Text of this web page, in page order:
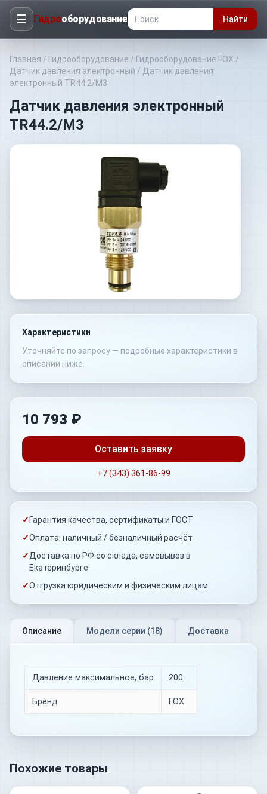
☰ Гидрооборудование Найти
Главная / Гидрооборудование / Гидрооборудование FOX /
Датчик давления электронный / Датчик давления
электронный TR44.2/M3
Датчик давления электронный
TR44.2/M3
Характеристики
Уточняйте по запросу — подробные характеристики в
описании ниже.
10 793 ₽
Оставить заявку
+7 (343) 361-86-99
✓ Гарантия качества, сертификаты и ГОСТ
✓Оплата: наличный / безналичный расчёт
✓Доставка по РФ со склада, самовывоз в
Екатеринбурге
✓Отгрузка юридическим и физическим лицам
Описание Модели серии (18) Доставка
Давление максимальное, бар 200
Бренд FOX
Похожие товары